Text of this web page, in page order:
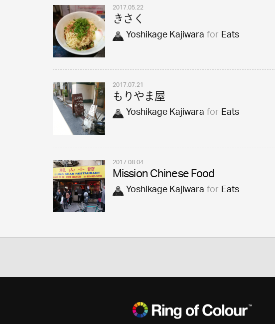
2017.05.22
きさく
Yoshikage KajiwaraforEats
2017.07.21
もりやま屋
Yoshikage KajiwaraforEats
2017.08.04
Mission Chinese Food
Yoshikage KajiwaraforEats